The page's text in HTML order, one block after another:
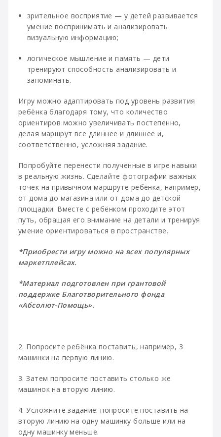
зрительное восприятие — у детей развивается
умение воспринимать и анализировать
визуальную информацию;
логическое мышление и память — дети
тренируют способность анализировать и
запоминать.
Игру можно адаптировать под уровень развития
ребёнка благодаря тому, что количество
ориентиров можно увеличивать постепенно,
делая маршрут все длиннее и длиннее и,
соответственно, усложняя задание.
Попробуйте перенести полученные в игре навыки
в реальную жизнь. Сделайте фотографии важных
точек на привычном маршруте ребёнка, например,
от дома до магазина или от дома до детской
площадки. Вместе с ребёнком проходите этот
путь, обращая его внимание на детали и тренируя
умение ориентироваться в пространстве.
*Приобрести игру можно на всех популярных
маркетплейсах.
*Материал подготовлен при грантовой
поддержке Благотворительного фонда
«Абсолют-Помощь».
2. Попросите ребёнка поставить, например, 3
машинки на первую линию.
3. Затем попросите поставить столько же
машинок на вторую линию.
4. Усложните задание: попросите поставить на
вторую линию на одну машинку больше или на
одну машинку меньше.